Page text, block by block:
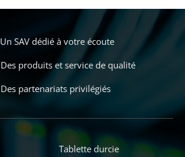
Un SAV dédié à votre écoute
Des produits et service de qualité
Des partenariats privilégiés
Tablette durcie